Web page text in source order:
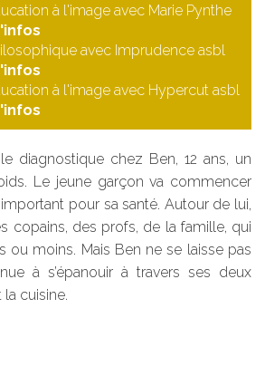
à l'image avec Marie Pynthe
avec Imprudence asbl
à l'image avec Hypercut asbl
diagnostique chez Ben, 12 ans, un
Le jeune garçon va commencer
pour sa santé. Autour de lui,
copains, des profs, de la famille, qui
ou moins. Mais Ben ne se laisse pas
à s’épanouir à travers ses deux
cuisine.